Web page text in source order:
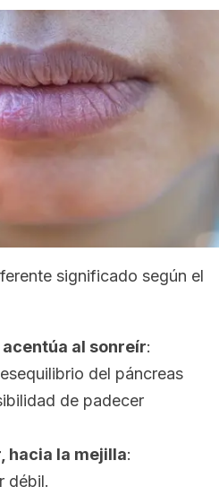
significado según el
al sonreír:
del páncreas
de padecer
hacia la mejilla:
débil.